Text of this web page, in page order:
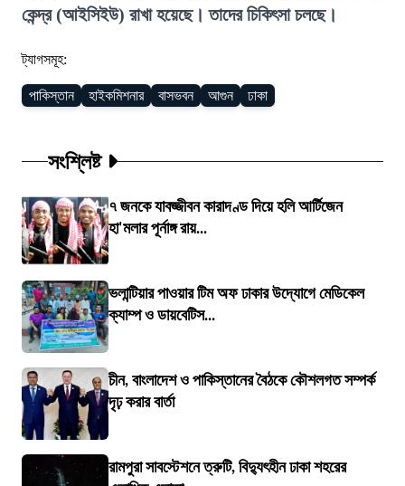
কেন্দ্র (আইসিইউ) রাখা হয়েছে। তাদের চিকিৎসা চলছে।
ট্যাগসমূহ:
পাকিস্তান হাইকমিশনার বাসভবন আগুন ঢাকা
সংশ্লিষ্ট
৭ জনকে যাবজ্জীবন কারাদণ্ড দিয়ে হলি আর্টিজেন
হা'মলার পূর্নাঙ্গ রায়...
ভলান্টিয়ার পাওয়ার টিম অফ ঢাকার উদ্যোগে মেডিকেল
ক্যাম্প ও ডায়বেটিস...
চীন, বাংলাদেশ ও পাকিস্তানের বৈঠকে কৌশলগত সম্পর্ক
দৃঢ় করার বার্তা
রামপুরা সাবস্টেশনে ত্রুটি, বিদ্যুৎহীন ঢাকা শহরের